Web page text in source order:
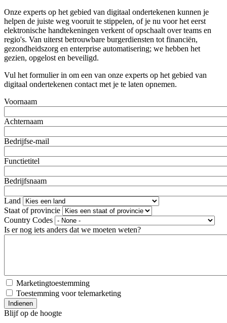
Onze experts op het gebied van digitaal ondertekenen kunnen je
helpen de juiste weg vooruit te stippelen, of je nu voor het eerst
elektronische handtekeningen verkent of opschaalt over teams en
regio's. Van uiterst betrouwbare burgerdiensten tot financiën,
gezondheidszorg en enterprise automatisering; we hebben het
gezien, opgelost en beveiligd.
Vul het formulier in om een van onze experts op het gebied van
digitaal ondertekenen contact met je te laten opnemen.
Voornaam
Achternaam
Bedrijfse-mail
Functietitel
Bedrijfsnaam
Land
Staat of provincie
Country Codes
Is er nog iets anders dat we moeten weten?
Marketingtoestemming
Toestemming voor telemarketing
Blijf op de hoogte